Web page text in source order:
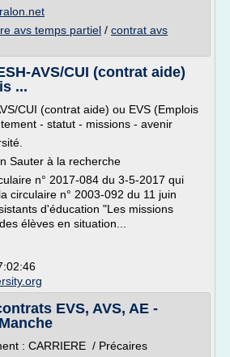
avs temps partiel / contrat avs
AVS/CUI (contrat aide)
...
CUI (contrat aide) ou EVS (Emplois
- statut - missions - avenir
Sauter à la recherche
n° 2017-084 du 3-5-2017 qui
circulaire n° 2003-092 du 11 juin
d'éducation "Les missions
élèves en situation...
EVS, AVS, AE -
: CARRIERE / Précaires